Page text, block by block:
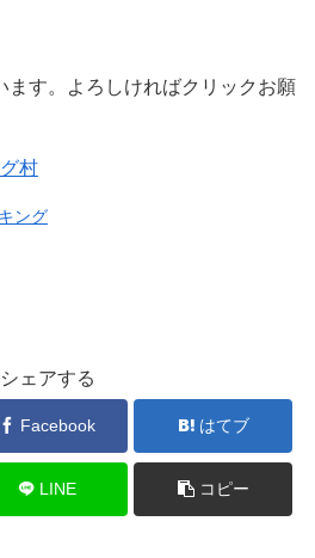
ます。よろしければクリックお願
村
ング
シェアする
Facebook はてブ
LINE コピー